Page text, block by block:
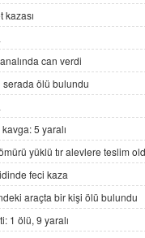
EKREM ASLAN
Ne, Algı Ne?
Peşinden
12:45
MENEKŞE
Yolu
12:56
RÜMEYSA ÖZKALE
Uyuşmazlıklarında
Başvuru Şartı
kazası
can verdi
serada ölü bulundu
5 yaralı
yüklü tır alevlere teslim
feci kaza
araçta bir kişi ölü bulundu
1 ölü, 9 yaralı